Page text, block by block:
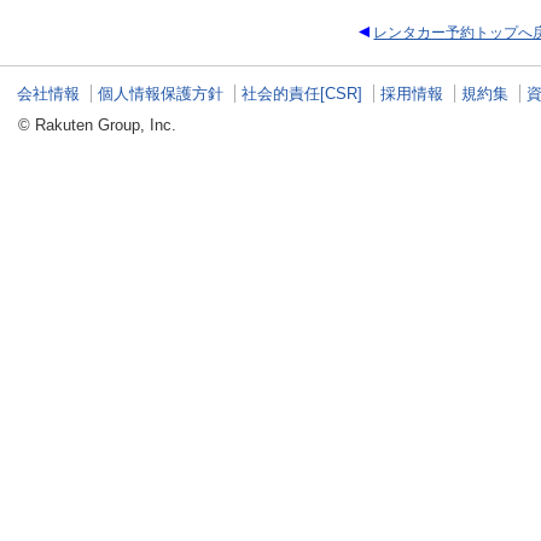
レンタカー予約トップへ
会社情報 個人情報保護方針 社会的責任[CSR] 採用情報 規約集
© Rakuten Group, Inc.